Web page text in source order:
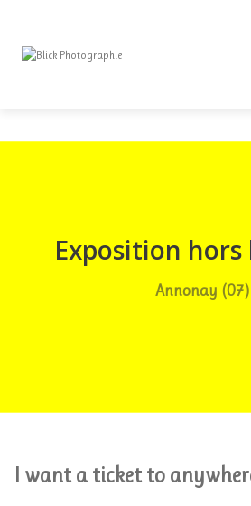
Exposition hors
Annonay (07)
I want a ticket to